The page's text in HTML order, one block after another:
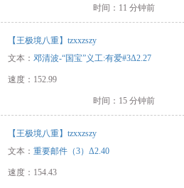
时间：11 分钟前
【王极境八重】tzxxzszy
文本： 邓清波-“国宝”义工:有爱#3Δ2.27
速度：152.99
时间：15 分钟前
【王极境八重】tzxxzszy
文本： 重要邮件（3）Δ2.40
速度：154.43